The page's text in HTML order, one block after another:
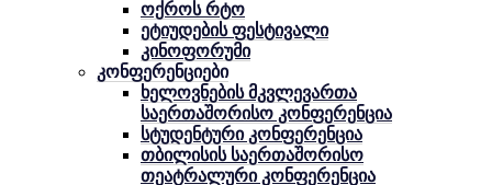
ოქროს რტო
ეტიუდების ფესტივალი
კინოფორუმი
კონფერენციები
ხელოვნების მკვლევართა
საერთაშორისო კონფერენცია
სტუდენტური კონფერენცია
თბილისის საერთაშორისო
თეატრალური კონფერენცია